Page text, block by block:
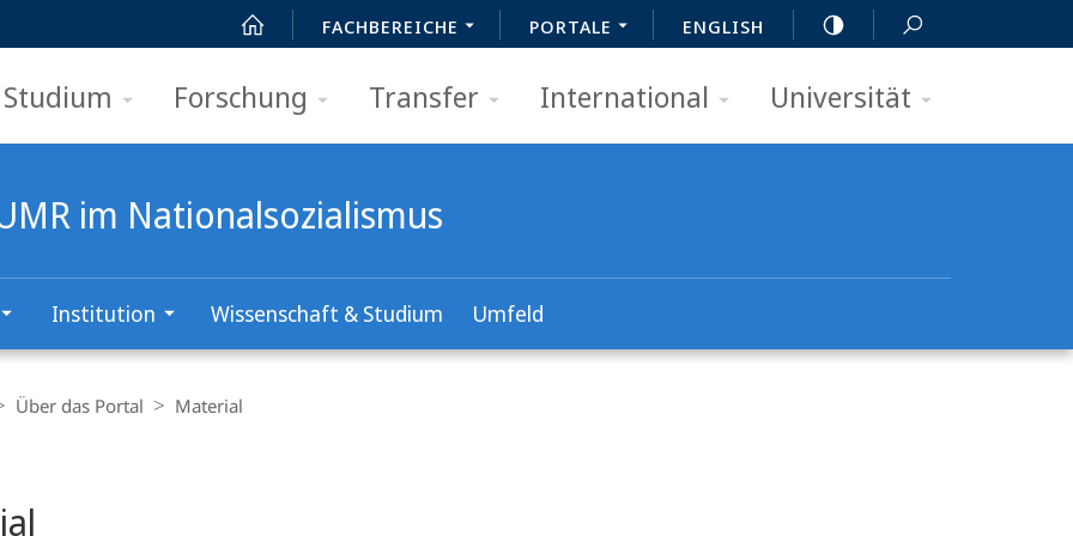
FACHBEREICHE PORTALE ENGLISH
Studium Forschung Transfer International Universität
im Nationalsozialismus
Institution Wissenschaft & Studium Umfeld
Über das Portal Material